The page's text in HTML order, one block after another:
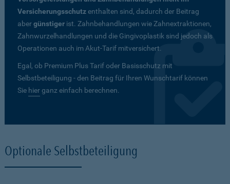
Versicherungsschutzenthalten sind, dadurch der Beitrag
abergünstiger ist. Zahnbehandlungen wie Zahnextraktionen,
Zahnwurzelhandlungen und die Gingivoplastik sind jedoch als
Operationen auch im Akut-Tarif mitversichert.
Egal, ob Premium Plus Tarif oder Basisschutz mit
Selbstbeteiligung - den Beitrag für Ihren Wunschtarif können
Sie hierganz einfach berechnen.
Optionale Selbstbeteiligung